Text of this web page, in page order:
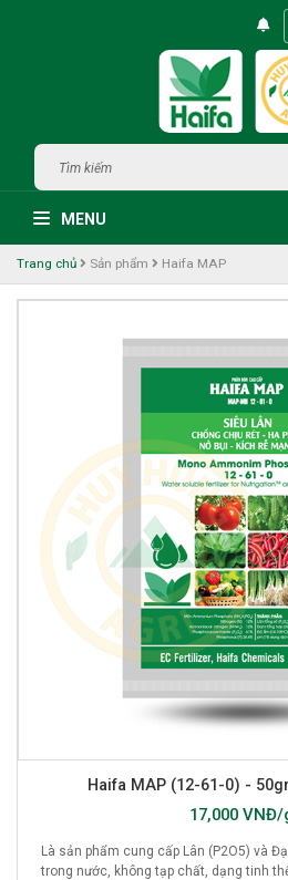
MENU
Trang chủ Sản phẩm Haifa MAP
Haifa MAP (12-61-0) -
17,000 VNĐ/
Là sản phẩm cung cấp Lân (P2O5) và
trong nước, không tạp chất, dạng tinh